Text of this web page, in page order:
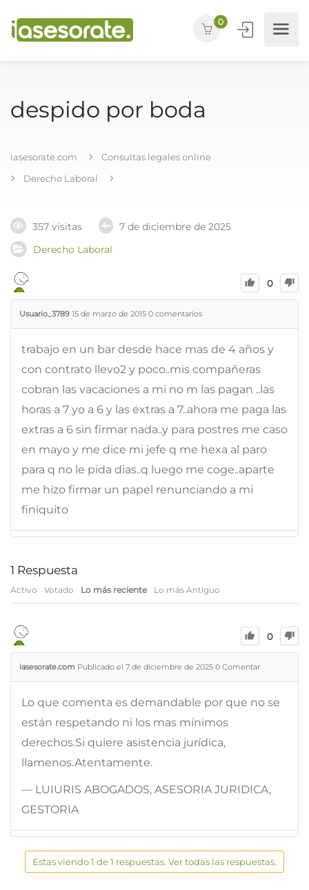
0
despido por boda
iasesorate.com
Consultas legales online
Derecho Laboral
357 visitas
7 de diciembre de 2025
Derecho Laboral
0
Usuario_3789 15 de marzo de 2015 0 comentarios
trabajo en un bar desde hace mas de 4 años y
con contrato llevo2 y poco..mis compañeras
cobran las vacaciones a mi no m las pagan ..las
horas a 7 yo a 6 y las extras a 7..ahora me paga las
extras a 6 sin firmar nada..y para postres me caso
en mayo y me dice mi jefe q me hexa al paro
para q no le pida dias..q luego me coge..aparte
me hizo firmar un papel renunciando a mi
finiquito
1 Respuesta
Activo Votado Lo más reciente Lo más Antiguo
0
iasesorate.com Publicado el 7 de diciembre de 2025 0 Comentar
Lo que comenta es demandable por que no se
están respetando ni los mas mínimos
derechos.Si quiere asistencia jurídica,
llamenos.Atentamente.
— LUIURIS ABOGADOS, ASESORIA JURIDICA,
GESTORIA
Estas viendo 1 de 1 respuestas. Ver todas las respuestas.